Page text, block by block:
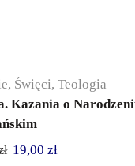
, Święci, Teologia
Kazania o
19,00 zł